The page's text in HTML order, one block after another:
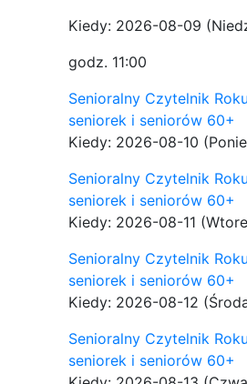
Kiedy: 2026-08-09
godz. 11:00
Senioralny Czytelnik
seniorek i seniorów 60+
Kiedy: 2026-08-10
Senioralny Czytelnik
seniorek i seniorów 60+
Kiedy: 2026-08-11
Senioralny Czytelnik
seniorek i seniorów 60+
Kiedy: 2026-08-12
Senioralny Czytelnik
seniorek i seniorów 60+